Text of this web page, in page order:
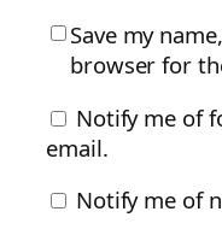
Save my
browser for
Notify me of
email.
Notify me of